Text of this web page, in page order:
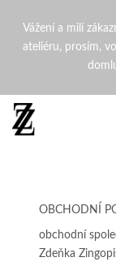
Vážení a milí
ateliéru, prosím,
OBCHODNÍ
obchodní
Zdeňka